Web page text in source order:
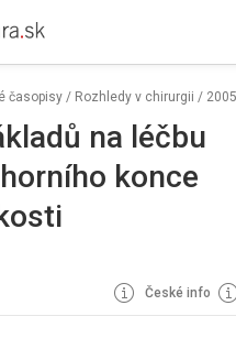
časopisy / Rozhledy v chirurgii /
na léčbu
konce
České info